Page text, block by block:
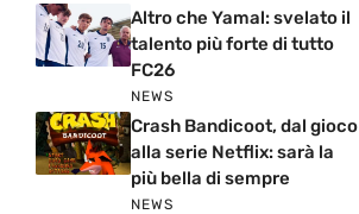
Altro che Yamal: svelato il
talento più forte di tutto
FC26
NEWS
Crash Bandicoot, dal gioco
alla serie Netflix: sarà la
più bella di sempre
NEWS